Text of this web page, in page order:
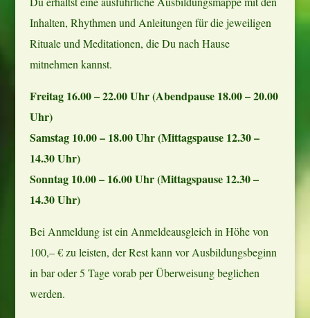
Inhalten, Rhythmen und Anleitungen für die jeweiligen
Rituale und Meditationen, die Du nach Hause
mitnehmen kannst.
Freitag 16.00 – 22.00 Uhr (Abendpause 18.00 – 20.00
Uhr)
Samstag 10.00 – 18.00 Uhr (Mittagspause 12.30 –
14.30 Uhr)
Sonntag 10.00 – 16.00 Uhr (Mittagspause 12.30 –
14.30 Uhr)
Bei Anmeldung ist ein Anmeldeausgleich in Höhe von
100,– € zu leisten, der Rest kann vor Ausbildungsbeginn
in bar oder 5 Tage vorab per Überweisung beglichen
werden.